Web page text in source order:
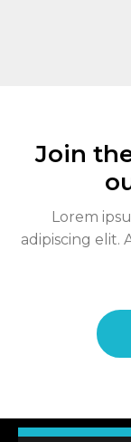
Join
Lorem
adipiscing elit.